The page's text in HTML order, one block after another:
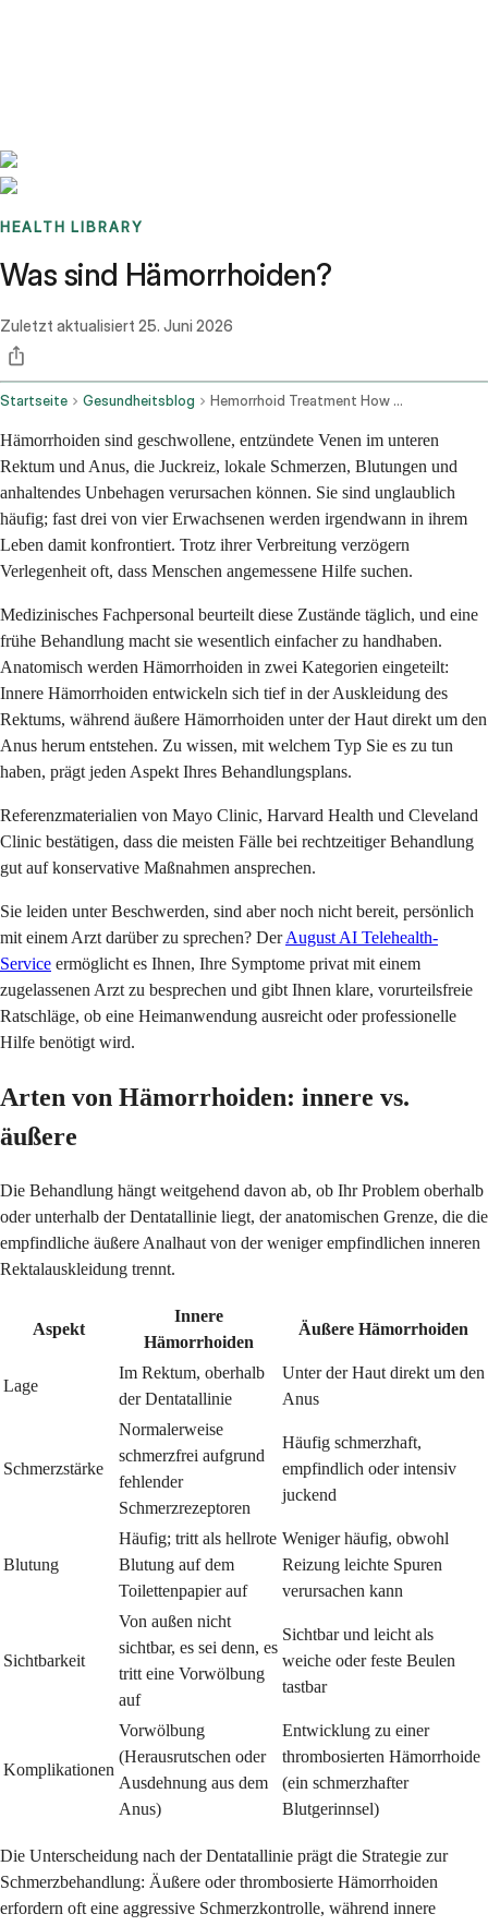
HEALTH LIBRARY
Was sind Hämorrhoiden?
Zuletzt aktualisiert 25. Juni 2026
Startseite Gesundheitsblog Hemorrhoid Treatment How To Treat Hemorrhoids And Find Relief At Home
Hämorrhoiden sind geschwollene, entzündete Venen im unteren
Rektum und Anus, die Juckreiz, lokale Schmerzen, Blutungen und
anhaltendes Unbehagen verursachen können. Sie sind unglaublich
häufig; fast drei von vier Erwachsenen werden irgendwann in ihrem
Leben damit konfrontiert. Trotz ihrer Verbreitung verzögern
Verlegenheit oft, dass Menschen angemessene Hilfe suchen.
Medizinisches Fachpersonal beurteilt diese Zustände täglich, und eine
frühe Behandlung macht sie wesentlich einfacher zu handhaben.
Anatomisch werden Hämorrhoiden in zwei Kategorien eingeteilt:
Innere Hämorrhoiden entwickeln sich tief in der Auskleidung des
Rektums, während äußere Hämorrhoiden unter der Haut direkt um den
Anus herum entstehen. Zu wissen, mit welchem Typ Sie es zu tun
haben, prägt jeden Aspekt Ihres Behandlungsplans.
Referenzmaterialien von Mayo Clinic, Harvard Health und Cleveland
Clinic bestätigen, dass die meisten Fälle bei rechtzeitiger Behandlung
gut auf konservative Maßnahmen ansprechen.
Sie leiden unter Beschwerden, sind aber noch nicht bereit, persönlich
mit einem Arzt darüber zu sprechen? DerAugust AI Telehealth-
Service ermöglicht es Ihnen, Ihre Symptome privat mit einem
zugelassenen Arzt zu besprechen und gibt Ihnen klare, vorurteilsfreie
Ratschläge, ob eine Heimanwendung ausreicht oder professionelle
Hilfe benötigt wird.
Arten von Hämorrhoiden: innere vs.
äußere
Die Behandlung hängt weitgehend davon ab, ob Ihr Problem oberhalb
oder unterhalb der Dentatallinie liegt, der anatomischen Grenze, die die
empfindliche äußere Analhaut von der weniger empfindlichen inneren
Rektalauskleidung trennt.
Aspekt
Innere
Hämorrhoiden
Äußere Hämorrhoiden
Lage
Im Rektum, oberhalb
der Dentatallinie
Unter der Haut direkt um den
Anus
Schmerzstärke
Normalerweise
schmerzfrei aufgrund
fehlender
Schmerzrezeptoren
Häufig schmerzhaft,
empfindlich oder intensiv
juckend
Blutung
Häufig; tritt als hellrote
Blutung auf dem
Toilettenpapier auf
Weniger häufig, obwohl
Reizung leichte Spuren
verursachen kann
Sichtbarkeit
Von außen nicht
sichtbar, es sei denn, es
tritt eine Vorwölbung
auf
Sichtbar und leicht als
weiche oder feste Beulen
tastbar
Komplikationen
Vorwölbung
(Herausrutschen oder
Ausdehnung aus dem
Anus)
Entwicklung zu einer
thrombosierten Hämorrhoide
(ein schmerzhafter
Blutgerinnsel)
Die Unterscheidung nach der Dentatallinie prägt die Strategie zur
Schmerzbehandlung: Äußere oder thrombosierte Hämorrhoiden
erfordern oft eine aggressive Schmerzkontrolle, während innere